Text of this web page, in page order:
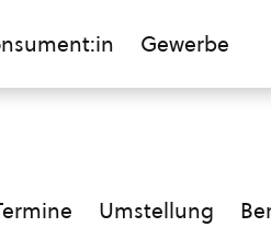
Gewerbe
Umstellung